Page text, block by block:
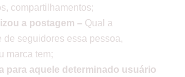
compartilhamentos;
a postagem – Qual a
de seguidores essa pessoa,
marca tem;
para aquele determinado usuário